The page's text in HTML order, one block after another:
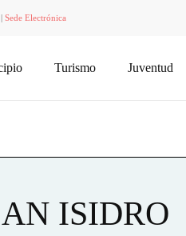
Sede Electrónica
Turismo Juventud
ISIDRO